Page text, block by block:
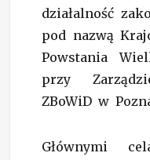
działalność
pod nazwą
Powstania
przy
ZBoWiD w
Głównymi